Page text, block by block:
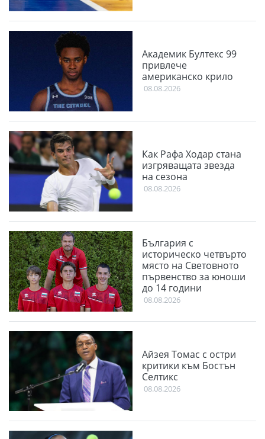
Академик Бултекс 99
привлече
американско крило
08.08.2026
Как Рафа Ходар стана
изгряващата звезда
на сезона
08.08.2026
България с
историческо четвърто
място на Световното
първенство за юноши
до 14 години
08.08.2026
Айзея Томас с остри
критики към Бостън
Селтикс
08.08.2026